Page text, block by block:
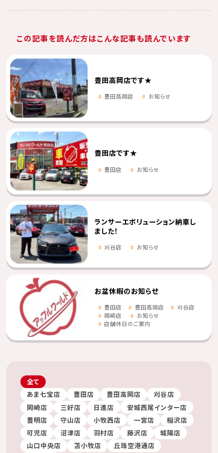
この記事を読んだ方はこんな記事も読んでいます
豊田高岡店です★
豊田高岡店 お知らせ
豊田店です★
豊田店 お知らせ
ランサーエボリューション納車し
ました！
刈谷店 お知らせ
お盆休暇のお知らせ
豊田店 豊田高岡店
刈谷店
岡崎店
お知らせ
店舗休日のご案内
全て
あま七宝店
豊田店 豊田高岡店
刈谷店
岡崎店
三好店 日進店
安城西尾インター店
豊明店
守山店 小牧西店 一宮店
稲沢店
可児店
沼津店 羽村店 藤沢店
城陽店
山口中央店
苫小牧店
丘珠空港通店